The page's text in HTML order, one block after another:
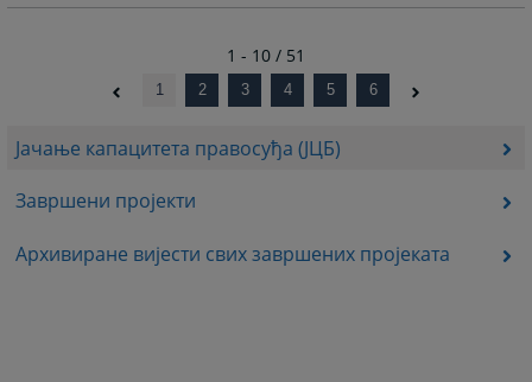
Јачање капацитета правосуђа (ЈЦБ)
Завршени пројекти
Архивиране вијести свих завршених пројеката
1 - 10 / 51
1 2 3 4 5 6